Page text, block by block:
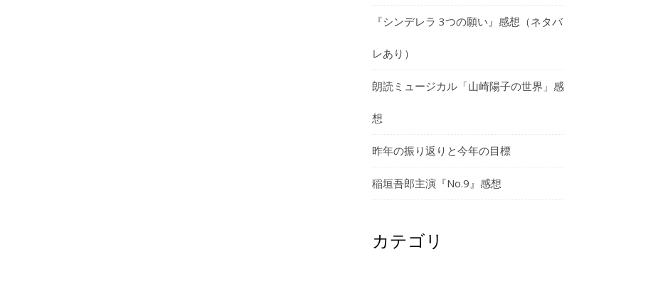
『シンデレラ 3つの願い』感想（ネタバ
レあり）
朗読ミュージカル「山崎陽子の世界」感
想
昨年の振り返りと今年の目標
稲垣吾郎主演『No.9』感想
カテゴリ